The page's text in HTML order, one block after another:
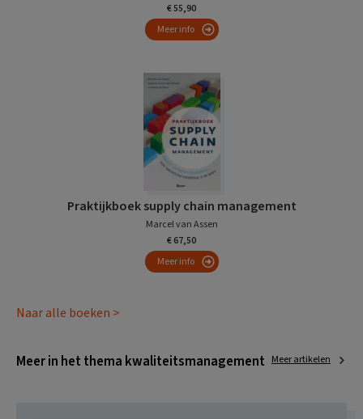
€ 55,90
Meer info
Praktijkboek supply chain management
Marcel van Assen
€ 67,50
Meer info
Naar alle boeken >
Meer in het thema kwaliteitsmanagement Meer artikelen